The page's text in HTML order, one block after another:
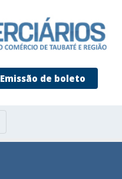
Emissão de boleto